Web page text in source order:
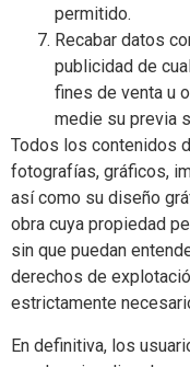
permitido.
Recabar datos
publicidad de
fines de venta u
medie su previa
Todos los contenidos
fotografías, gráficos,
así como su diseño
obra cuya propiedad
sin que puedan
derechos de
estrictamente
En definitiva, los